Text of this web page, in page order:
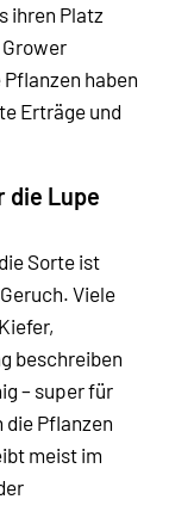
ihren Platz
haben
Erträge und
die Lupe
Sorte ist
Viele
beschreiben
– super für
die Pflanzen
meist im